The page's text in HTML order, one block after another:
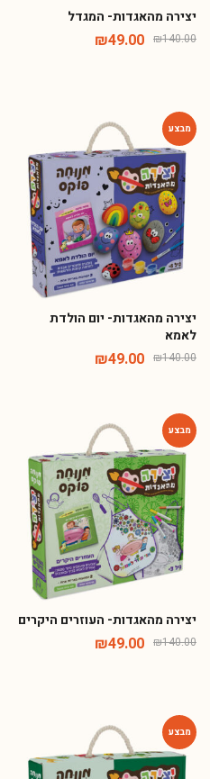
יצירה מהאגדות- המגדל
₪140.00
₪49.00
יצירה מהאגדות- יום הולדת
לאמא
₪140.00
₪49.00
יצירה מהאגדות- העוזרים היקרים
₪140.00
₪49.00